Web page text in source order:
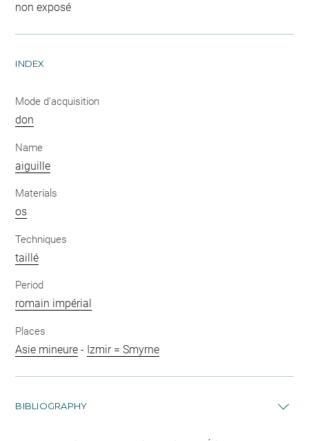
non exposé
INDEX
Mode d'acquisition
don
Name
aiguille
Materials
os
Techniques
taillé
Period
romain impérial
Places
Asie mineure - Izmir = Smyrne
BIBLIOGRAPHY